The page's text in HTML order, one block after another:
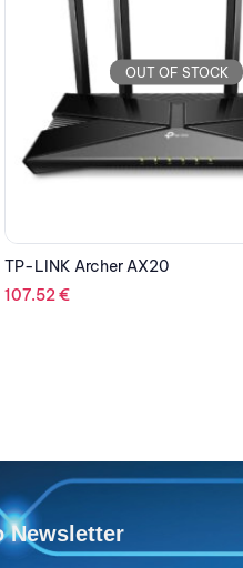
OUT OF STOCK
TP-LINK TD-W8961N
28.17€
Newsletter